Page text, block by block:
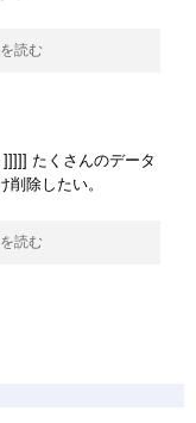
読む
たくさんのデータ
削除したい。
読む